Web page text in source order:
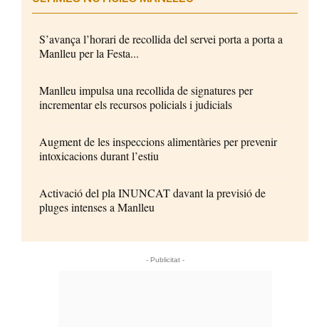
S’avança l’horari de recollida del servei porta a porta a
Manlleu per la Festa...
Manlleu impulsa una recollida de signatures per
incrementar els recursos policials i judicials
Augment de les inspeccions alimentàries per prevenir
intoxicacions durant l’estiu
Activació del pla INUNCAT davant la previsió de
pluges intenses a Manlleu
- Publicitat -